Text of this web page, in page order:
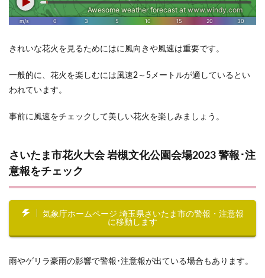
きれいな花火を見るためにはに風向きや風速は重要です。
一般的に、花火を楽しむには風速2～5メートルが適しているとい
われています。
事前に風速をチェックして美しい花火を楽しみましょう。
さいたま市花火大会 岩槻文化公園会場2023 警報･注
意報をチェック
気象庁ホームページ 埼玉県さいたま市の警報・注意報
に移動します
雨やゲリラ豪雨の影響で警報･注意報が出ている場合もあります。